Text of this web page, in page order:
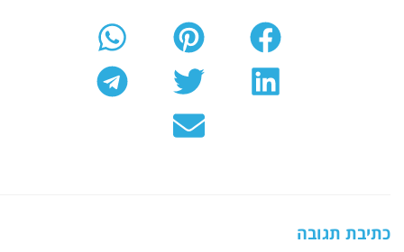
כתיבת תגובה